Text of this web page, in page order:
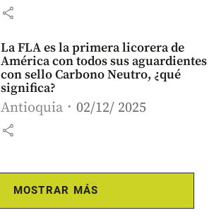
share
La FLA es la primera licorera de
América con todos sus aguardientes
con sello Carbono Neutro, ¿qué
significa?
Antioquia 02/12/ 2025
share
MOSTRAR MÁS